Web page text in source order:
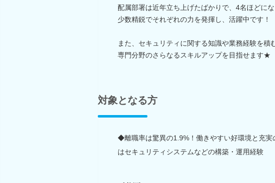
配属部署は近年立ち上げたばかりで、4名ほどにな
少数精鋭でそれぞれの力を発揮し、活躍中です！
また、セキュリティに関する知識や業務経験を積
専門分野のさらなるスキルアップを目指せます★
対象となる方
◆離職率は驚異の1.9%！働きやすい好環境と充
はセキュリティシステムなどの構築・運用経験